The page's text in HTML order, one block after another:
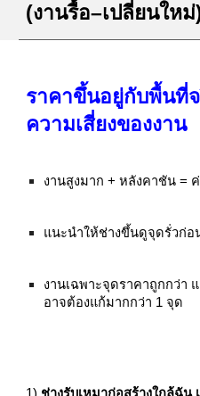
(งานรื้อ–เปลี่ยนใหม่
ราคาขึ้นอยู่กับพื้นที่
ความเสี่ยงของงาน
งานสูงมาก + หลังคาชัน =
แนะนำให้ช่างขึ้นดูจุดรั่วก่อ
งานเฉพาะจุดราคาถูกกว่า
อาจต้องแก้มากกว่า 1 จุด